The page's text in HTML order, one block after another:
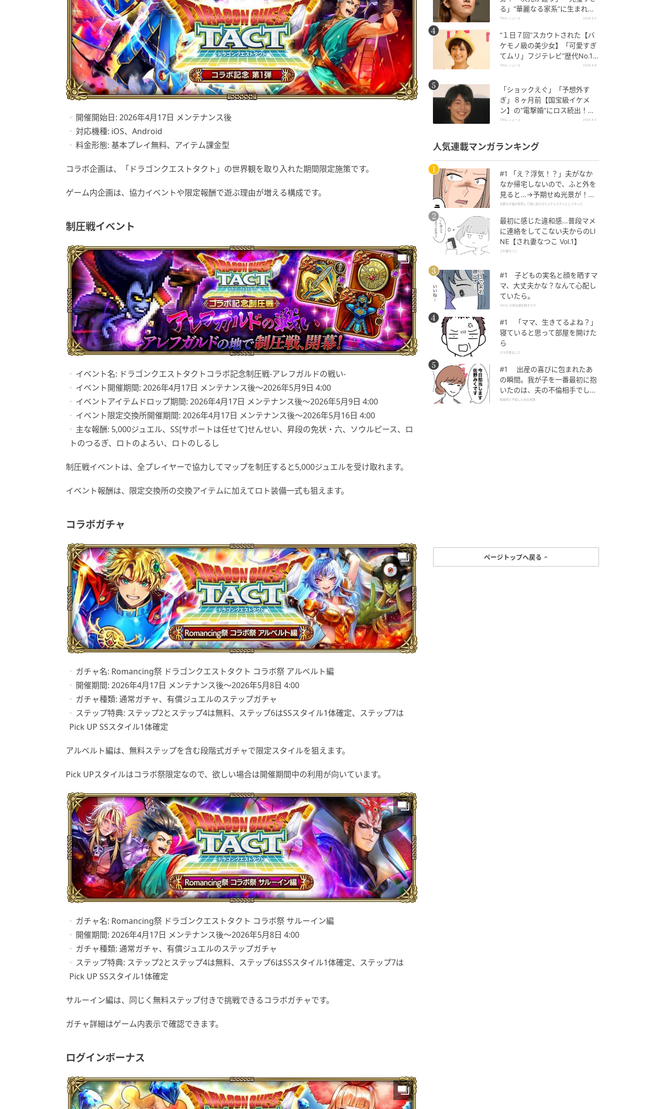
開催開始日: 2026年4月17日 メンテナンス後
対応機種: iOS、Android
料金形態: 基本プレイ無料、アイテム課金型
コラボ企画は、「ドラゴンクエストタクト」の世界観を取り入れた期間限定施策です。
ゲーム内企画は、協力イベントや限定報酬で遊ぶ理由が増える構成です。
制圧戦イベント
イベント名: ドラゴンクエストタクトコラボ記念制圧戦-アレフガルドの戦い-
イベント開催期間: 2026年4月17日 メンテナンス後〜2026年5月9日 4:00
イベントアイテムドロップ期間: 2026年4月17日 メンテナンス後〜2026年5月9日 4:00
イベント限定交換所開催期間: 2026年4月17日 メンテナンス後〜2026年5月16日 4:00
主な報酬: 5,000ジュエル、SS[サポートは任せて]せんせい、昇段の免状・六、ソウルピース、ロ
トのつるぎ、ロトのよろい、ロトのしるし
制圧戦イベントは、全プレイヤーで協力してマップを制圧すると5,000ジュエルを受け取れます。
イベント報酬は、限定交換所の交換アイテムに加えてロト装備一式も狙えます。
コラボガチャ
ガチャ名: Romancing祭 ドラゴンクエストタクト コラボ祭 アルベルト編
開催期間: 2026年4月17日 メンテナンス後〜2026年5月8日 4:00
ガチャ種類: 通常ガチャ、有償ジュエルのステップガチャ
ステップ特典: ステップ2とステップ4は無料、ステップ6はSSスタイル1体確定、ステップ7は
Pick UP SSスタイル1体確定
アルベルト編は、無料ステップを含む段階式ガチャで限定スタイルを狙えます。
Pick UPスタイルはコラボ祭限定なので、欲しい場合は開催期間中の利用が向いています。
ガチャ名: Romancing祭 ドラゴンクエストタクト コラボ祭 サルーイン編
開催期間: 2026年4月17日 メンテナンス後〜2026年5月8日 4:00
ガチャ種類: 通常ガチャ、有償ジュエルのステップガチャ
ステップ特典: ステップ2とステップ4は無料、ステップ6はSSスタイル1体確定、ステップ7は
Pick UP SSスタイル1体確定
サルーイン編は、同じく無料ステップ付きで挑戦できるコラボガチャです。
ガチャ詳細はゲーム内表示で確認できます。
ログインボーナス
る」“華麗なる家系”に生まれた
【規格外の逸材】
TRILL ニュース 2026.8.5
“１日７回”スカウトされた【バ
ケモノ級の美少女】「可愛すぎ
てムリ」フジテレビ“歴代No.1
作”で輝いた『美人女優』
TRILL ニュース 2026.8.6
「ショックえぐ」「予想外す
ぎ」８ヶ月前【国宝級イケメ
ン】の“電撃婚”にロス続出！興
収“９５億超え”シリーズで輝い
TRILL ニュース 2026.8.5
人気連載マンガランキング
#1 「え？浮気！？」夫がなか
なか帰宅しないので、ふと外を
見ると…→予期せぬ光景が！｜
旦那の不倫が発覚して頭に来た
旦那の不倫が発覚して頭に来たのでメチャクチャにしてやった
最初に感じた違和感…普段マメ
に連絡をしてこない夫からのLI
NE【され妻なつこ Vol.1】
され妻なつこ
#1 子どもの実名と顔を晒すマ
マ、大丈夫かな？なんて心配し
ていたら。
SNSに子供の顔を晒すママ
#1 「ママ、生きてるよね？」
寝ていると思って部屋を開けた
ら
ママが家出した
#1 出産の喜びに包まれたあ
の瞬間。我が子を一番最初に抱
いたのは、夫の不倫相手でし
た。
助産師と不倫した夫の末路
ページトップへ戻る